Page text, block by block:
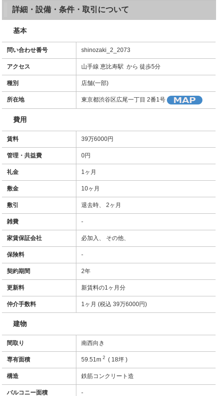
詳細・設備・条件・取引について
基本
問い合わせ番号 shinozaki_2_2073
アクセス 山手線 恵比寿駅 から 徒歩5分
種別 店舗(一部)
所在地 東京都渋谷区広尾一丁目 2番1号
費用
賃料 39万6000円
管理・共益費 0円
礼金 1ヶ月
敷金 10ヶ月
敷引 退去時、 2ヶ月
雑費 -
家賃保証会社 必加入、 その他、
保険料 -
契約期間 2年
更新料 新賃料の1ヶ月分
仲介手数料 1ヶ月 (税込 39万6000円)
建物
間取り 南西向き
専有面積 59.51m2 ( 18坪 )
構造 鉄筋コンクリート造
バルコニー面積 -